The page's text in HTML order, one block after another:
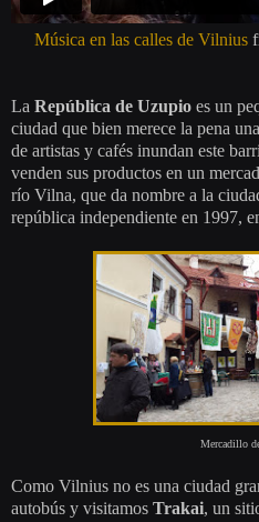
Música en las calles de Vilnius
La República de Uzupio es un
ciudad que bien merece la pena
de artistas y cafés inundan este
venden sus productos en un
río Vilna, que da nombre a la
república independiente en 1997,
Mercadillo
Como Vilnius no es una ciudad
autobús y visitamos Trakai, un